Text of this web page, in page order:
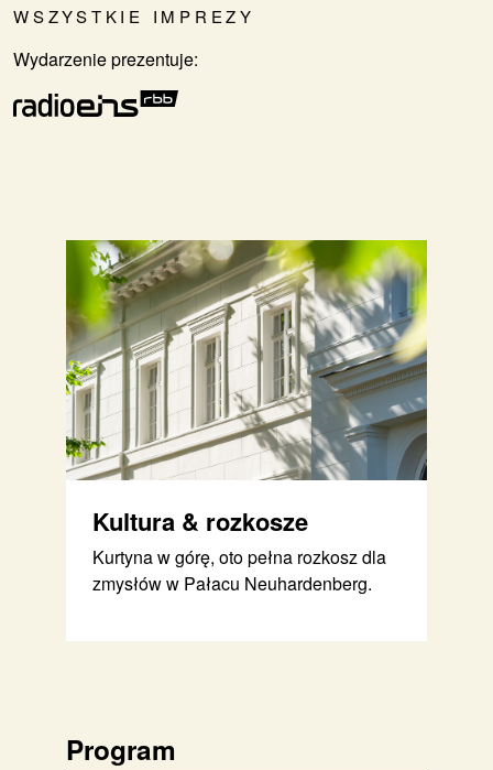
WSZYSTKIE IMPREZY
Wydarzenie prezentuje:
Kultura & rozkosze
Kurtyna w górę, oto pełna rozkosz dla
zmysłów w Pałacu Neuhardenberg.
Program